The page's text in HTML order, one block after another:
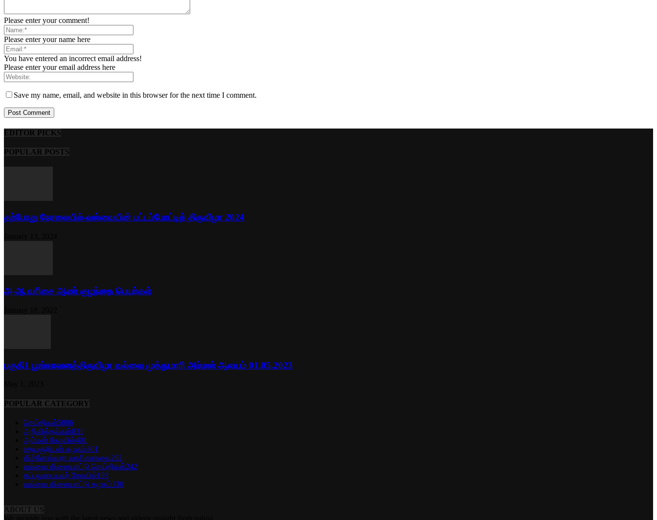
Please enter your comment!
Please enter your name here
You have entered an incorrect email address!
Please enter your email address here
Save my name, email, and website in this browser for the next time I comment.
EDITOR PICKS
POPULAR POSTS
தற்போது நேரலையில்-வல்வையின் பட்டப்போட்டித் திருவிழா 2024
அ-ஆ வரிசை ஆண் குழந்தை பெயர்கள்
பகுதி1 பூங்காவனத்திருவிழா வல்வை முத்துமாரி அம்மன் ஆலயம் 01.05.2023
POPULAR CATEGORY
செய்திகள்5006
அறிவித்தல்கள்831
அம்மன் கோவில்401
உதயசூரியன் கழகம்301
விக்னேஸ்வரா வாசிகசாலை292
வல்வை விளையாட்டு செய்திகள்242
கப்பலுடையவர் கோவில்193
வல்வை விளையாட்டு கழகம்130
ABOUT US